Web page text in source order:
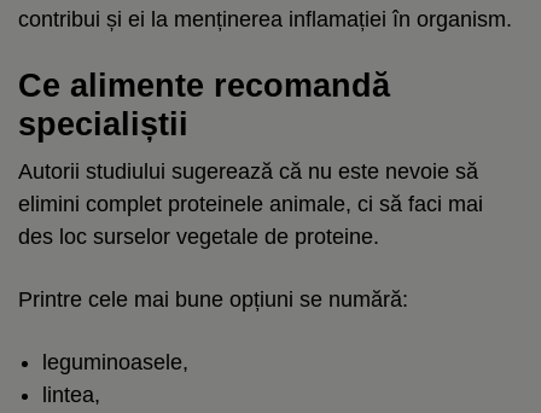
contribui și ei la menținerea inflamației în organism.
Ce alimente recomandă
specialiștii
Autorii studiului sugerează că nu este nevoie să
elimini complet proteinele animale, ci să faci mai
des loc surselor vegetale de proteine.
Printre cele mai bune opțiuni se numără:
leguminoasele,
lintea,